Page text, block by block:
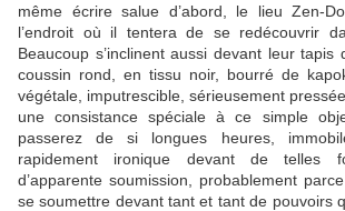
même écrire salue d’abord, le lieu Zen-
l’endroit où il tentera de se redécouvrir
Beaucoup s’inclinent aussi devant leur
coussin rond, en tissu noir, bourré de
végétale, imputrescible, sérieusement
une consistance spéciale à ce simple
passerez de si longues heures,
rapidement ironique devant de telles
d’apparente soumission, probablement
se soumettre devant tant et tant de pouvoirs